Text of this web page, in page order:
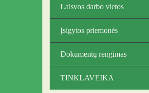
Laisvos darbo vietos
Įsigytos priemonės
Dokumentų rengimas
TINKLAVEIKA